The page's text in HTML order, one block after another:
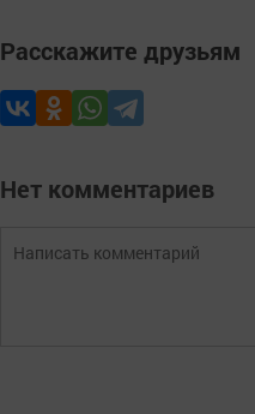
Расскажите друзьям
Нет комментариев